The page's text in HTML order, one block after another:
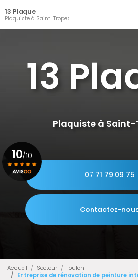
au
contenu
principal
13 Plaque
Plaquiste à Saint-Tropez
Plaquiste à Saint-
07 71 79 09 75
Contactez-nous
10/10
Voir le certificat
Accueil Secteur
Toulon
Entreprise de rénovation de peinture